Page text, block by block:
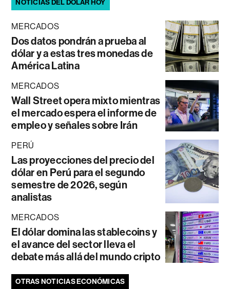
NOTICIAS DEL DÓLAR HOY
MERCADOS
Dos datos pondrán a prueba al
dólar y a estas tres monedas de
América Latina
MERCADOS
Wall Street opera mixto mientras
el mercado espera el informe de
empleo y señales sobre Irán
PERÚ
Las proyecciones del precio del
dólar en Perú para el segundo
semestre de 2026, según
analistas
MERCADOS
El dólar domina las stablecoins y
el avance del sector lleva el
debate más allá del mundo cripto
OTRAS NOTICIAS ECONÓMICAS